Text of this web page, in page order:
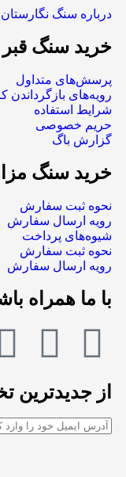
درباره سنگ نگارستان
خرید سنگ قبر
پرسش‌های متداول
رویه‌های بازگرداندن
شرایط استفاده
حریم خصوصی
گزارش باگ
خرید سنگ
نحوه ثبت سفارش
رویه ارسال سفارش
شیوه‌های پرداخت
نحوه ثبت سفارش
رویه ارسال سفارش
با ما همراه
از جدیدترین